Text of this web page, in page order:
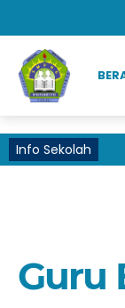
Info Sekolah
Guru